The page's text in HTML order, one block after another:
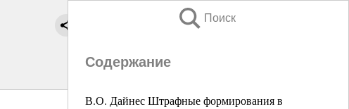
Поиск
Содержание
В.О. Дайнес Штрафные формирования в